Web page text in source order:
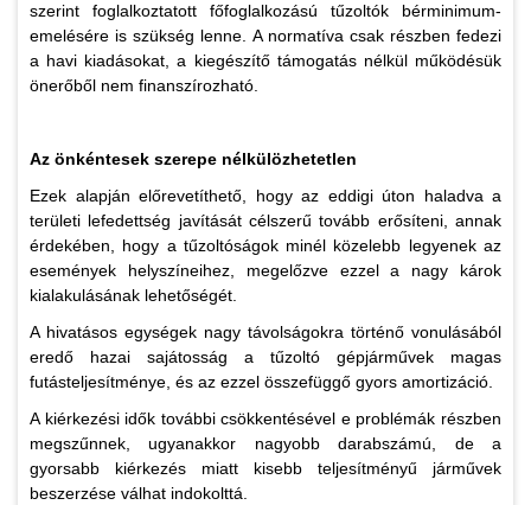
szerint foglalkoztatott főfoglalkozású tűzoltók bérminimum-
emelésére is szükség lenne. A normatíva csak részben fedezi
a havi kiadásokat, a kiegészítő támogatás nélkül működésük
önerőből nem finanszírozható.
Az önkéntesek szerepe nélkülözhetetlen
Ezek alapján előrevetíthető, hogy az eddigi úton haladva a
területi lefedettség javítását célszerű tovább erősíteni, annak
érdekében, hogy a tűzoltóságok minél közelebb legyenek az
események helyszíneihez, megelőzve ezzel a nagy károk
kialakulásának lehetőségét.
A hivatásos egységek nagy távolságokra történő vonulásából
eredő hazai sajátosság a tűzoltó gépjárművek magas
futásteljesítménye, és az ezzel összefüggő gyors amortizáció.
A kiérkezési idők további csökkentésével e problémák részben
megszűnnek, ugyanakkor nagyobb darabszámú, de a
gyorsabb kiérkezés miatt kisebb teljesítményű járművek
beszerzése válhat indokolttá.